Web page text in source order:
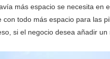
más espacio se necesita en
todo más espacio para las
si el negocio desea añadir